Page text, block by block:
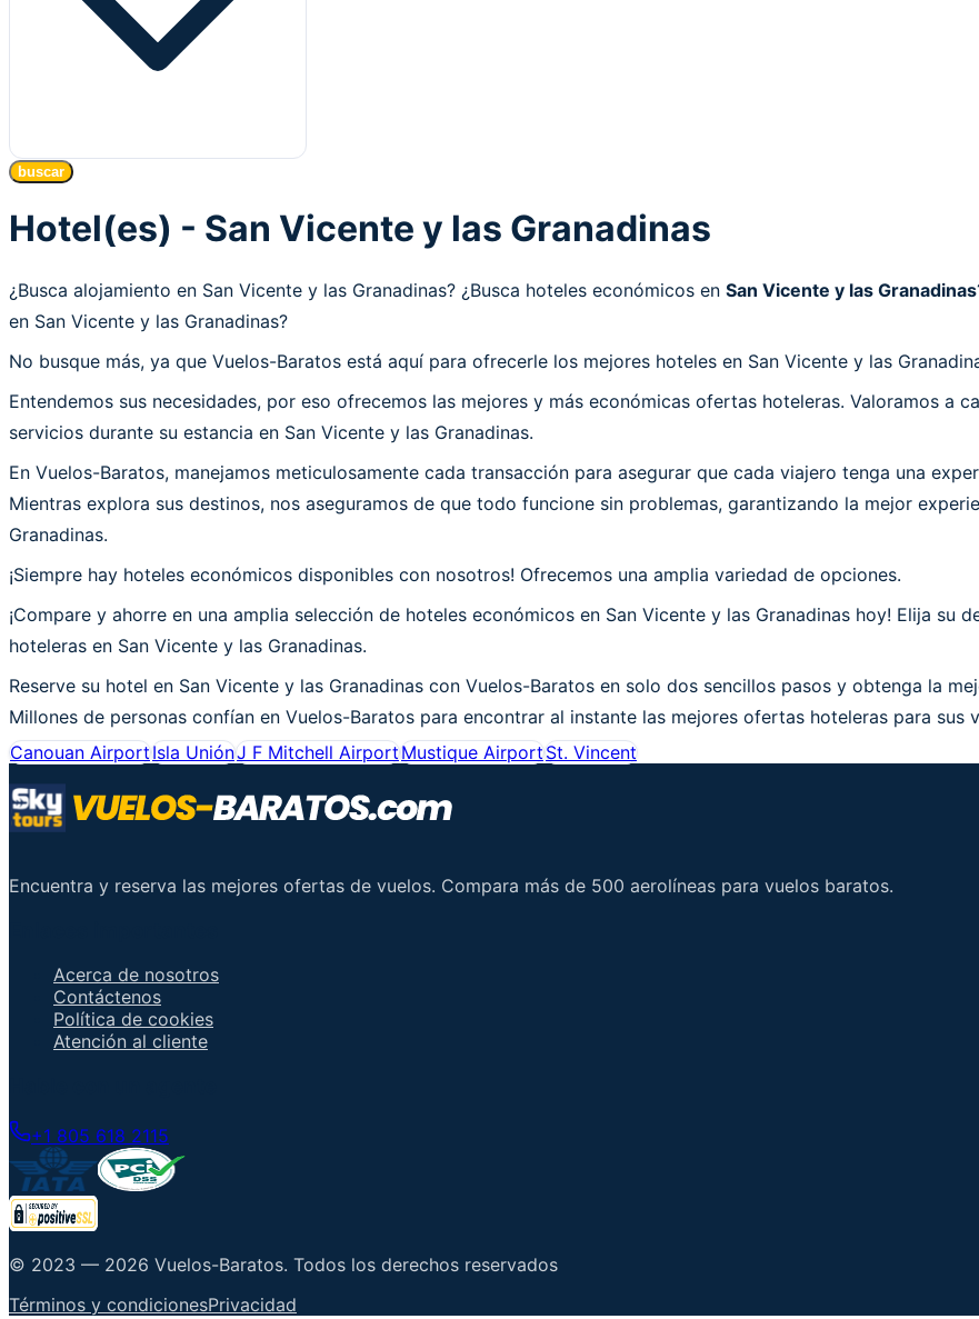
buscar
Hotel(es) - San Vicente y las Granadinas
¿Busca alojamiento en San Vicente y las Granadinas? ¿Busca hoteles económicos en San Vicente y las Granadinas
en San Vicente y las Granadinas?
No busque más, ya que Vuelos-Baratos está aquí para ofrecerle los mejores hoteles en San Vicente y las
Entendemos sus necesidades, por eso ofrecemos las mejores y más económicas ofertas hoteleras. Valoramos a
servicios durante su estancia en San Vicente y las Granadinas.
En Vuelos-Baratos, manejamos meticulosamente cada transacción para asegurar que cada viajero tenga una
Mientras explora sus destinos, nos aseguramos de que todo funcione sin problemas, garantizando la mejor
Granadinas.
¡Siempre hay hoteles económicos disponibles con nosotros! Ofrecemos una amplia variedad de opciones.
¡Compare y ahorre en una amplia selección de hoteles económicos en San Vicente y las Granadinas hoy! Elija
hoteleras en San Vicente y las Granadinas.
Reserve su hotel en San Vicente y las Granadinas con Vuelos-Baratos en solo dos sencillos pasos y obtenga la
Millones de personas confían en Vuelos-Baratos para encontrar al instante las mejores ofertas hoteleras para sus
Canouan AirportIsla UniónJ F Mitchell AirportMustique AirportSt. Vincent
Encuentra y reserva las mejores ofertas de vuelos. Compara más de 500 aerolíneas para vuelos baratos.
Acerca de nosotros
Contáctenos
Política de cookies
Atención al cliente
+1 805 618 2115
© 2023 — 2026 Vuelos-Baratos. Todos los derechos reservados
Términos y condicionesPrivacidad